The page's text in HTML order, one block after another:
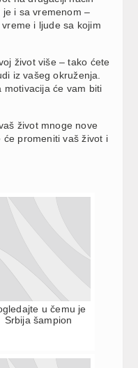
i sa vremenom –
i ljude sa kojim
život više – tako ćete
iz vašeg okruženja.
motivacija će vam biti
život mnoge nove
promeniti vaš život i
u čemu je
Srbija šampion